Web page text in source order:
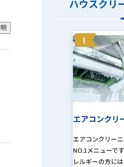
ハウスクリ
1
エアコンクリ
エアコンクリー
NO.1メニューで
レルギーの方に